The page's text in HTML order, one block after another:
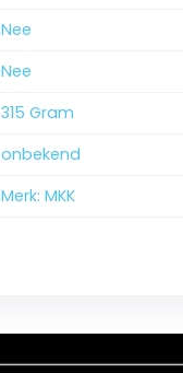
‎Nee
‎Nee
‎315 Gram
‎onbekend
Merk: MKK